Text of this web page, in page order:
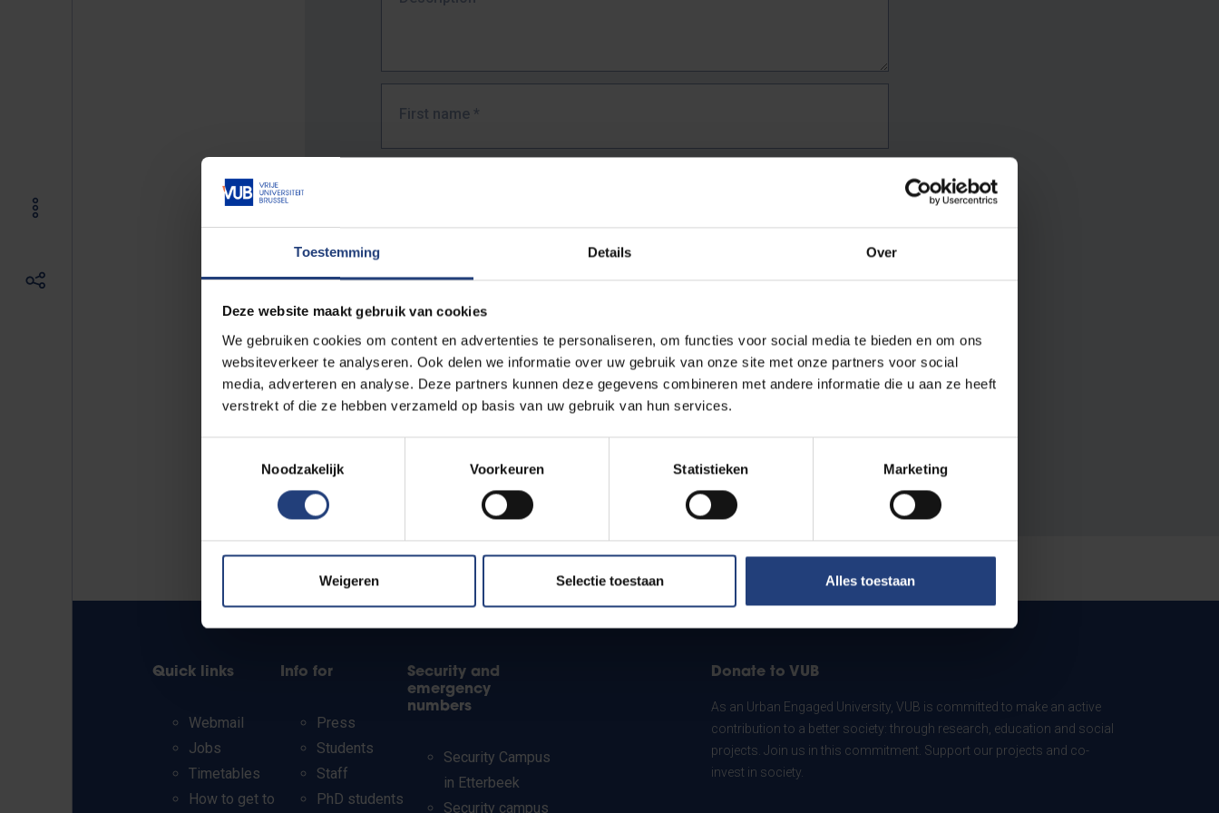
Toestemming Details Over
Deze website maakt gebruik van cookies
We gebruiken cookies om content en advertenties te personaliseren, om functies voor social media te bieden en om ons
websiteverkeer te analyseren. Ook delen we informatie over uw gebruik van onze site met onze partners voor social
media, adverteren en analyse. Deze partners kunnen deze gegevens combineren met andere informatie die u aan ze heeft
verstrekt of die ze hebben verzameld op basis van uw gebruik van hun services.
Noodzakelijk
Voorkeuren Statistieken Marketing
Weigeren Selectie toestaan Alles toestaan
First name *
The full URL of the page where you encountered the error.
E.g. https://www.vub.be/nl/studeren-aan-de-vub/alle-opleidingen
Quick links
Webmail
Jobs
Timetables
How to get to
Info for
Press
Students
Staff
PhD students
Security and
emergency
numbers
Security Campus
in Etterbeek
Security campus
Donate to VUB
As an Urban Engaged University, VUB is committed to make an active
contribution to a better society: through research, education and social
projects. Join us in this commitment. Support our projects and co-
invest in society.